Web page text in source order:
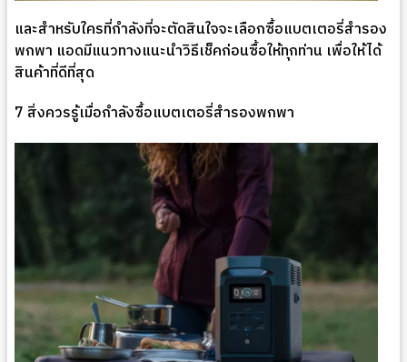
และสำหรับใครที่กำลังที่จะตัดสินใจจะเลือกซื้อแบตเตอรี่สำรอง
พกพา แอดมีแนวทางแนะนำวิธีเช็คก่อนซื้อให้ทุกท่าน เพื่อให้ได้
สินค้าที่ดีที่สุด
7 สิ่งควรรู้เมื่อกำลังซื้อแบตเตอรี่สำรองพกพา